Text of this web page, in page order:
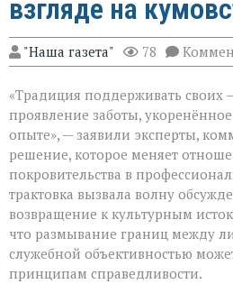
взгляде на
"Наша газета" 78
«Традиция поддерживать своих
проявление заботы,
опыте», — заявили эксперты,
решение, которое меняет
покровительства в
трактовка вызвала волну
возвращение к культурным
что размывание границ между
служебной объективностью
принципам справедливости.